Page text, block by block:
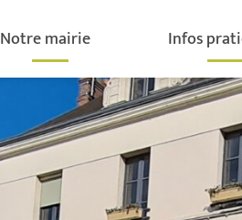
Notre mairie Infos